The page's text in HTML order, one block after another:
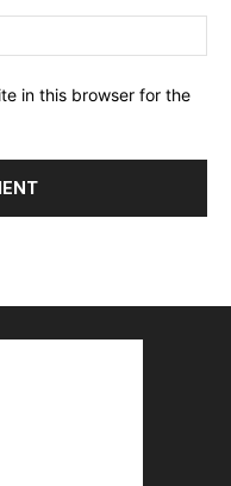
in this browser for the